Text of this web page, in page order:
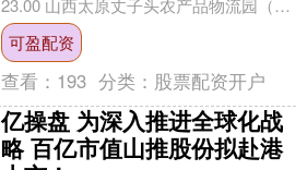
23.00 山西太原丈子头农产品物流园（原
城东利民） 22.00 16.0....
可盈配资
查看： 193 分类： 股票配资开户
亿操盘 为深入推进全球化战
略 百亿市值山推股份拟赴港